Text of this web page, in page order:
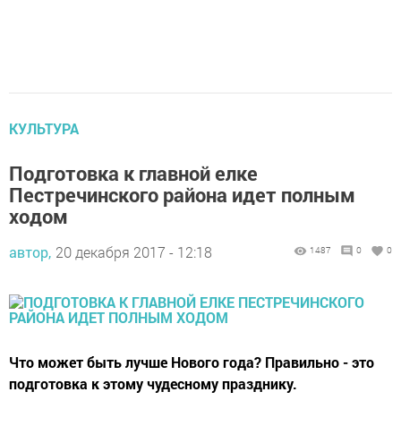
КУЛЬТУРА
Подготовка к главной елке
Пестречинского района идет полным
ходом
автор, 20 декабря 2017 - 12:18 1487 0 0
Что может быть лучше Нового года? Правильно - это
подготовка к этому чудесному празднику.